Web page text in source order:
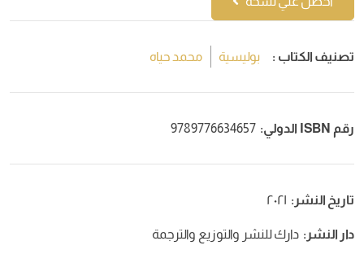
تصنيف الكتاب : بوليسية محمد حياه
رقم ISBN الدولي: 9789776634657
تاريخ النشر: ٢٠٢١
دار النشر: دارك للنشر والتوزيع والترجمة